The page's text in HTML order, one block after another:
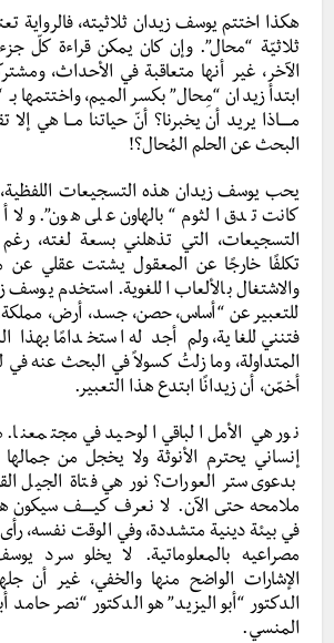
هكذا اختتم يوسف زيدان ثلاثيته، فالرواية
ثلاثيّة “محال”. وإن كان يمكن قراءة كلّ
الآخر، غير أنها متعاقبة في الأحداث،
ابتدأ زيدان “مِحال” بكسر الميم، واختتمها
مـــــاذا يريد أن يخبرنا؟ أنّ حياتنا مـــا هي
البحث عن الحلم المُحال؟!
يحب يوسف زيدان هذه التسجيعات اللفظية،
كانت تدق الثوم “بالهاون على هون”. ولا
التسجيعات، التي تذهلني بسعة لغته، رغم
تكلفًا خارجًا عن المعقول يشتت عقلي عن
والاشتغال بالألعاب اللغوية. استخدم
للتعبير عن “أساس، حصن، جسد، أرض،
فتنني للغاية، ولم أجد له استخدامًا بهذا
المتداولة، وما زلتُ كسولاً في البحث عنه
أخمّن، أن زيدانًا ابتدع هذا التعبير.
نور هي الأمل الباقي الوحيد في
إنساني يحترم الأنوثة ولا يخجل من
بدعوى ستر العورات؟ نور هي فتاة الجيل
ملامحه حتى الآن. لا نعرف كيـــــف سيكون
في بيئة دينية متشددة، وفي الوقت نفسه، رأى
مصراعيه بالمعلوماتية. لا يخلو سرد
الإشارات الواضح منها والخفي، غير أن
الدكتور “أبو اليزيد” هو الدكتور “نصر حامد
المنسي.